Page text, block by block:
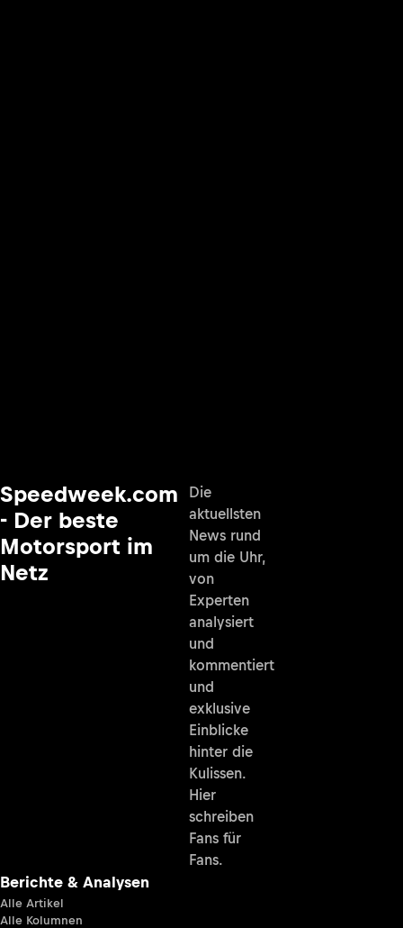
Speedweek.com
- Der beste
Motorsport im
Netz
Die
aktuellsten
News rund
um die Uhr,
von
Experten
analysiert
und
kommentiert
und
exklusive
Einblicke
hinter die
Kulissen.
Hier
schreiben
Fans für
Fans.
Berichte & Analysen
Alle Artikel
Alle Kolumnen